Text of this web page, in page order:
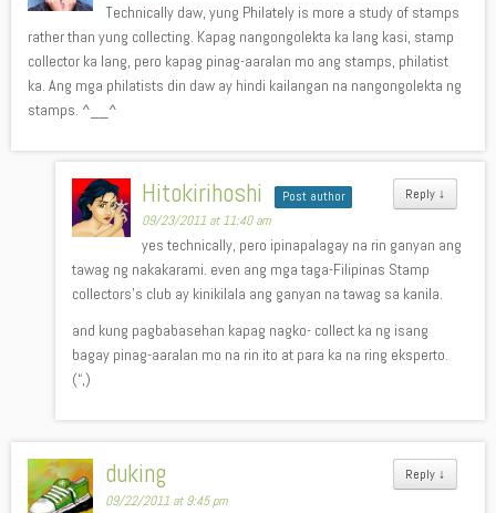
Technically daw, yung Philately is more a study of stamps
rather than yung collecting. Kapag nangongolekta ka lang kasi, stamp
collector ka lang, pero kapag pinag-aaralan mo ang stamps, philatist
ka. Ang mga philatists din daw ay hindi kailangan na nangongolekta ng
stamps. ^__^
Reply ↓
Hitokirihoshi Post author
09/23/2011 at 11:40 am
yes technically, pero ipinapalagay na rin ganyan ang
tawag ng nakakarami. even ang mga taga-Filipinas Stamp
collectors’s club ay kinikilala ang ganyan na tawag sa kanila.
and kung pagbabasehan kapag nagko- collect ka ng isang
bagay pinag-aaralan mo na rin ito at para ka na ring eksperto.
(“,)
Reply ↓
duking
09/22/2011 at 9:45 pm